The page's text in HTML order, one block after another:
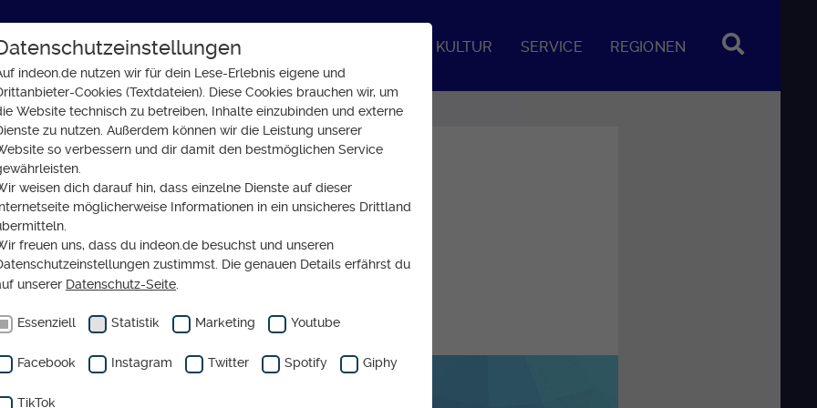
GLAUBE SOZIALES KULTUR SERVICE REGIONEN
Ökumene?“
bedeutet für mich
indeon.de nutzen wir für dein Lese-Erlebnis eigene und
Cookies (Textdateien). Diese Cookies brauchen wir, um
Website technisch zu betreiben, Inhalte einzubinden und externe
zu nutzen. Außerdem können wir die Leistung unserer
so verbessern und dir damit den bestmöglichen Service
weisen dich darauf hin, dass einzelne Dienste auf dieser
möglicherweise Informationen in ein unsicheres Drittland
freuen uns, dass du indeon.de besuchst und unseren
zustimmst. Die genauen Details erfährst du
unserer Datenschutz-Seite
Essenziell Statistik Marketing Youtube
Facebook Instagram Twitter Spotify Giphy
TikTok